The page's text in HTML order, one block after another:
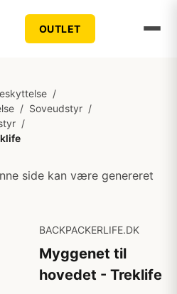
OUTLET
/
/ Soveudstyr /
/
side kan være genereret
BACKPACKERLIFE.DK
Myggenet til
hovedet - Treklife